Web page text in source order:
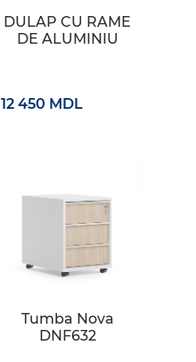
DULAP CU RAME
DE ALUMINIU
12 450 MDL
Tumba Nova
DNF632